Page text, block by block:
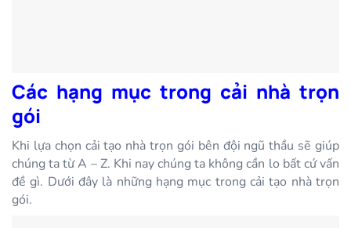
Các hạng mục trong cải nhà trọn
gói
Khi lựa chọn cải tạo nhà trọn gói bên đội ngũ thầu sẽ giúp
chúng ta từ A – Z. Khi nay chúng ta không cần lo bất cứ vấn
đề gì. Dưới đây là những hạng mục trong cải tạo nhà trọn
gói.